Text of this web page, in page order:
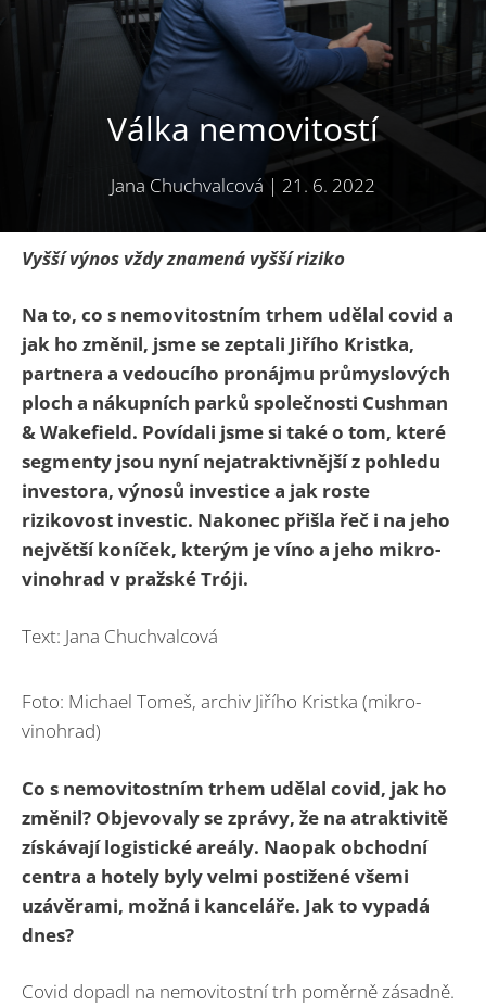
Válka nemovitostí
Jana Chuchvalcová | 21. 6. 2022
Vyšší výnos vždy znamená vyšší riziko
Na to, co s nemovitostním trhem udělal covid a
jak ho změnil, jsme se zeptali Jiřího Kristka,
partnera a vedoucího pronájmu průmyslových
ploch a nákupních parků společnosti Cushman
& Wakefield. Povídali jsme si také o tom, které
segmenty jsou nyní nejatraktivnější z pohledu
investora, výnosů investice a jak roste
rizikovost investic. Nakonec přišla řeč i na jeho
největší koníček, kterým je víno a jeho mikro-
vinohrad v pražské Tróji.
Text: Jana Chuchvalcová
Foto: Michael Tomeš, archiv Jiřího Kristka (mikro-
vinohrad)
Co s nemovitostním trhem udělal covid, jak ho
změnil? Objevovaly se zprávy, že na atraktivitě
získávají logistické areály. Naopak obchodní
centra a hotely byly velmi postižené všemi
uzávěrami, možná i kanceláře. Jak to vypadá
dnes?
Covid dopadl na nemovitostní trh poměrně zásadně.